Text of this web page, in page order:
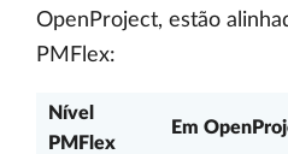
OpenProject, estão
PMFlex:
Nível
PMFlex
Em